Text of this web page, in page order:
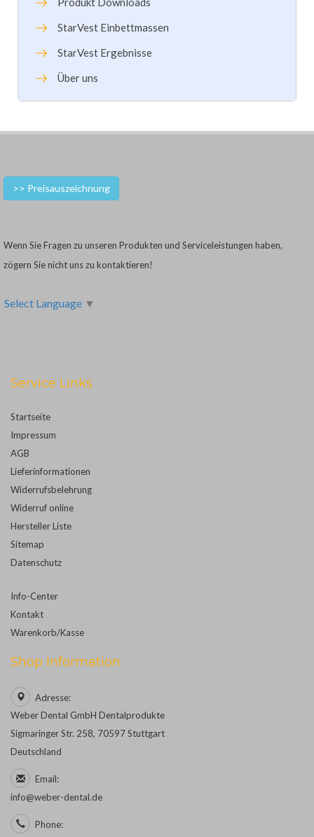
StarVest Einbettmassen
StarVest Ergebnisse
Über uns
>> Preisauszeichnung
Wenn Sie Fragen zu unseren Produkten und Serviceleistungen haben,
zögern Sie nicht uns zu kontaktieren!
Select Language ▼
Service Links
Startseite
Impressum
AGB
Lieferinformationen
Widerrufsbelehrung
Widerruf online
Hersteller Liste
Sitemap
Datenschutz
Info-Center
Kontakt
Warenkorb/Kasse
Shop Information
Adresse:
Weber Dental GmbH Dentalprodukte
Sigmaringer Str. 258, 70597 Stuttgart
Deutschland
Email:
info@weber-dental.de
Phone: